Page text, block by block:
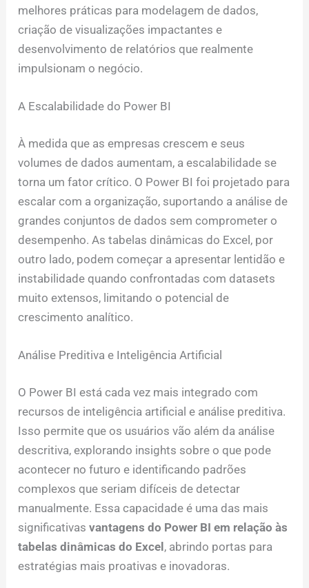
melhores práticas para modelagem de dados,
criação de visualizações impactantes e
desenvolvimento de relatórios que realmente
impulsionam o negócio.
A Escalabilidade do Power BI
À medida que as empresas crescem e seus
volumes de dados aumentam, a escalabilidade se
torna um fator crítico. O Power BI foi projetado para
escalar com a organização, suportando a análise de
grandes conjuntos de dados sem comprometer o
desempenho. As tabelas dinâmicas do Excel, por
outro lado, podem começar a apresentar lentidão e
instabilidade quando confrontadas com datasets
muito extensos, limitando o potencial de
crescimento analítico.
Análise Preditiva e Inteligência Artificial
O Power BI está cada vez mais integrado com
recursos de inteligência artificial e análise preditiva.
Isso permite que os usuários vão além da análise
descritiva, explorando insights sobre o que pode
acontecer no futuro e identificando padrões
complexos que seriam difíceis de detectar
manualmente. Essa capacidade é uma das mais
significativasvantagens do Power BI em relação às
tabelas dinâmicas do Excel, abrindo portas para
estratégias mais proativas e inovadoras.